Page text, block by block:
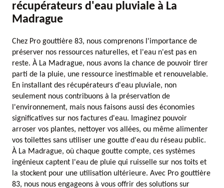
récupérateurs d'eau pluviale à La
Madrague
Chez Pro gouttière 83, nous comprenons l'importance de
préserver nos ressources naturelles, et l'eau n'est pas en
reste. À La Madrague, nous avons la chance de pouvoir tirer
parti de la pluie, une ressource inestimable et renouvelable.
En installant des récupérateurs d'eau pluviale, non
seulement nous contribuons à la préservation de
l'environnement, mais nous faisons aussi des économies
significatives sur nos factures d'eau. Imaginez pouvoir
arroser vos plantes, nettoyer vos allées, ou même alimenter
vos toilettes sans utiliser une goutte d'eau du réseau public.
À La Madrague, où chaque goutte compte, ces systèmes
ingénieux captent l'eau de pluie qui ruisselle sur nos toits et
la stockent pour une utilisation ultérieure. Avec Pro gouttière
83, nous nous engageons à vous offrir des solutions sur